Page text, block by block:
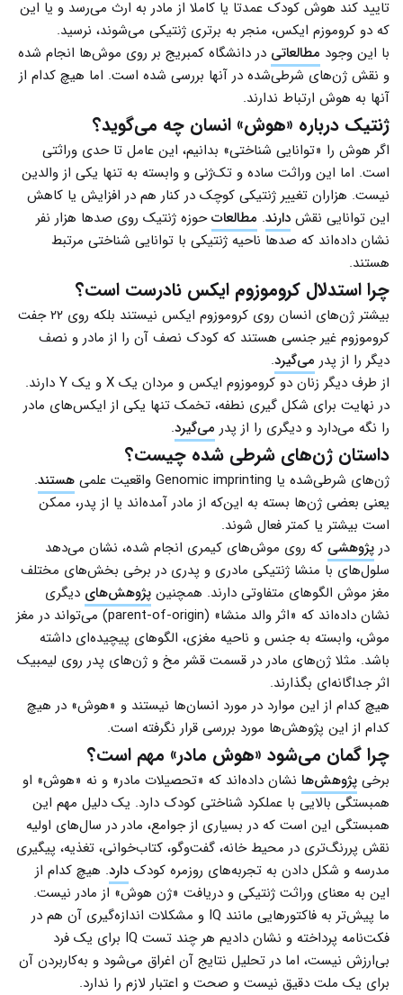
تایید کند هوش کودک عمدتا یا کاملا از مادر به ارث می‌رسد و یا این
که دو کروموزم ایکس، منجر به برتری ژنتیکی می‌شوند، نرسید.
با این وجود مطالعاتی در دانشگاه کمبریج بر روی موش‌ها انجام شده
و نقش ژن‌های شرطی‌شده در آنها بررسی شده است. اما هیچ کدام از
آنها به هوش ارتباط ندارند.
ژنتیک درباره «هوش» انسان چه می‌گوید؟
اگر هوش را «توانایی شناختی» بدانیم، این عامل تا حدی وراثتی
است. اما این وراثت ساده و تک‌ژنی و وابسته به تنها یکی از والدین
نیست. هزاران تغییر ژنتیکی کوچک در کنار هم در افزایش یا کاهش
این توانایی نقش دارند. مطالعاتحوزه ژنتیک روی صدها هزار نفر
نشان داده‌اند که صدها ناحیه ژنتیکی با توانایی شناختی مرتبط
هستند.
چرا استدلال کروموزوم ایکس نادرست است؟
بیشتر ژن‌های انسان روی کروموزوم ایکس نیستند بلکه روی ۲۲ جفت
کروموزوم غیر جنسی هستند که کودک نصف آن را از مادر و نصف
دیگر را از پدر می‌گیرد.
از طرف دیگر زنان دو کروموزوم ایکس و مردان یک X و یک Y دارند.
در نهایت برای شکل گیری نطفه، تخمک تنها یکی از ایکس‌های مادر
را نگه می‌دارد و دیگری را از پدر می‌گیرد.
داستان ژن‌های شرطی شده چیست؟
ژن‌های شرطی‌شده یا Genomic imprinting واقعیت علمی هستند.
یعنی بعضی ژن‌ها بسته به این‌که از مادر آمده‌اند یا از پدر، ممکن
است بیشتر یا کمتر فعال شوند.
در پژوهشی که روی موش‌های کیمری انجام شده، نشان می‌دهد
سلول‌های با منشا ژنتیکی مادری و پدری در برخی بخش‌های مختلف
مغز موش الگوهای متفاوتی دارند. همچنین پژوهش‌های دیگری
نشان داده‌اند که «اثر والد منشا» (parent-of-origin) می‌تواند در مغز
موش، وابسته به جنس و ناحیه‌ مغزی، الگوهای پیچیده‌ای داشته
باشد. مثلا ژن‌های مادر در قسمت قشر مخ و ژن‌های پدر روی لیمبیک
اثر جداگانه‌ای بگذارند.
هیچ کدام از این موارد در مورد انسان‌ها نیستند و «هوش» در هیچ
کدام از این پژوهش‌ها مورد بررسی قرار نگرفته است.
چرا گمان می‌شود «هوش مادر» مهم است؟
برخی پژوهش‌ها نشان داده‌اند که «تحصیلات مادر» و نه «هوش» او
همبستگی بالایی با عملکرد شناختی کودک دارد. یک دلیل مهم این
همبستگی این است که در بسیاری از جوامع، مادر در سال‌های اولیه
نقش پررنگ‌تری در محیط خانه، گفت‌وگو، کتاب‌خوانی، تغذیه، پیگیری
مدرسه و شکل دادن به تجربه‌های روزمره‌ کودک دارد. هیچ کدام از
این به معنای وراثت ژنتیکی و دریافت «ژن هوش» از مادر نیست.
ما پیش‌تر به فاکتورهایی مانند IQ و مشکلات اندازه‌گیری آن هم در
فکت‌نامه پرداخته و نشان دادیم هر چند تست IQ برای یک فرد
بی‌ارزش نیست، اما در تحلیل نتایج آن اغراق می‌شود و به‌کاربردن آن
برای یک ملت دقیق نیست و صحت و اعتبار لازم را ندارد.